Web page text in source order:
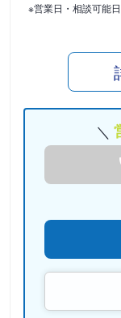
※営業日・相談可能